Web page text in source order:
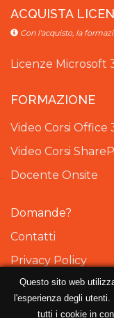
ACQUISTA
Con l'acquisto, la
Licenze Microsoft
FORMAZIONE
Video Corsi Office
Video Corsi
Docente Onsite
Domande?
Contatti
Privacy Policy
Cookie Policy
Questo sito web
l'esperienza degli
tutti i cookie in